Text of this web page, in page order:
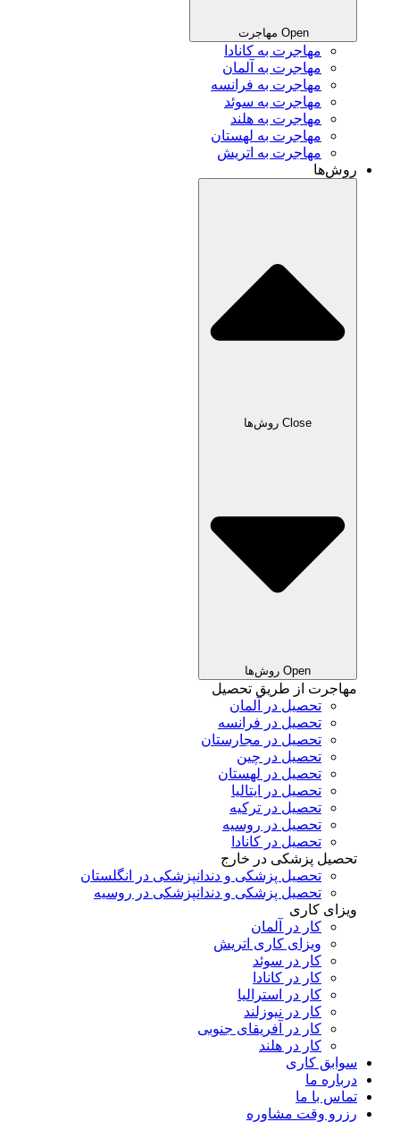
Open مهاجرت
مهاجرت به کانادا
مهاجرت به آلمان
مهاجرت به فرانسه
مهاجرت به سوئد
مهاجرت به هلند
مهاجرت به لهستان
مهاجرت به اتریش
روش‌ها
Close روش‌ها
Open روش‌ها
مهاجرت از طریق تحصیل
تحصیل در آلمان
تحصیل در فرانسه
تحصیل در مجارستان
تحصیل در چین
تحصیل در لهستان
تحصیل در ایتالیا
تحصیل در ترکیه
تحصیل در روسیه
تحصیل در کانادا
تحصیل پزشکی در خارج
تحصیل پزشکی و دندانپزشکی در انگلستان
تحصیل پزشکی و دندانپزشکی در روسیه
ویزای کاری
کار در آلمان
ویزای کاری اتریش
کار در سوئد
کار در کانادا
کار در استرالیا
کار در نیوزلند
کار در آفریقای جنوبی
کار در هلند
سوابق کاری
درباره ما
تماس با ما
رزرو وقت مشاوره